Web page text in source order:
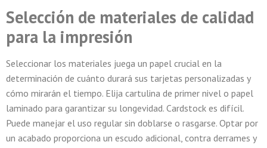
Selección de materiales de calidad
para la impresión
Seleccionar los materiales juega un papel crucial en la
determinación de cuánto durará sus tarjetas personalizadas y
cómo mirarán el tiempo. Elija cartulina de primer nivel o papel
laminado para garantizar su longevidad. Cardstock es difícil.
Puede manejar el uso regular sin doblarse o rasgarse. Optar por
un acabado proporciona un escudo adicional, contra derrames y